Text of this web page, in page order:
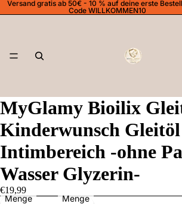
Versand gratis ab 50€ - 10 % auf deine erste
Code WILLKOMMEN10
MyGlamy Bioilix
Kinderwunsch
Intimbereich -ohne
Wasser Glyzerin-
€19,99
Menge
Menge